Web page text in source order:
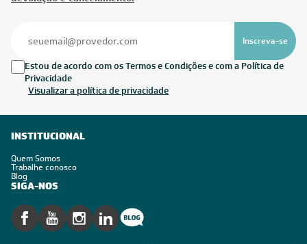
Inscreva-se
Estou de acordo com os Termos e Condições e com a Política de
Privacidade
Visualizar a política de privacidade
INSTITUCIONAL
Quem Somos
Trabalhe conosco
Blog
SIGA-NOS